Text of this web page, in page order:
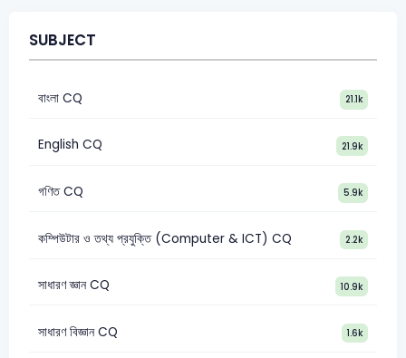
SUBJECT
বাংলা CQ 21.1k
English CQ 21.9k
গণিত CQ 5.9k
কম্পিউটার ও তথ্য প্রযুক্তি (Computer & ICT) CQ 2.2k
সাধারণ জ্ঞান CQ 10.9k
সাধারণ বিজ্ঞান CQ 1.6k